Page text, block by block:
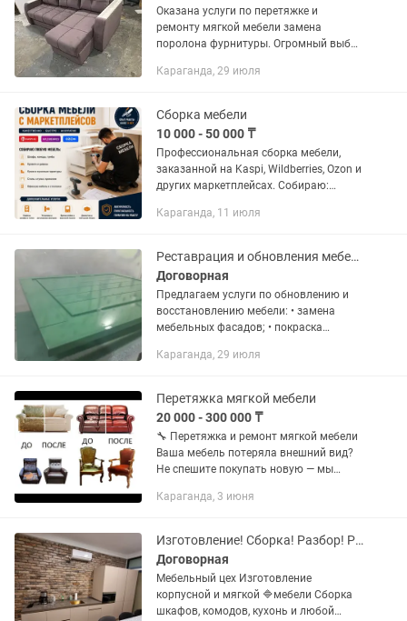
Оказана услуги по перетяжке и
ремонту мягкой мебели замена
поролона фурнитуры. Огромный выбор
диваны кровати офисные диваны
всех...
Караганда, 29 июля
Сборка мебели
10 000 - 50 000 ₸
Профессиональная сборка мебели,
заказанной на Kaspi, Wildberries, Ozon и
других маркетплейсах. Собираю:
диваны; кухни и кухонные гарнитуры;
Караганда, 11 июля
Реставрация и обновления мебели и фасадов
Договорная
Предлагаем услуги по обновлению и
восстановлению мебели: • замена
мебельных фасадов; • покраска
ПВХ пленкой; • обновление кухонных
Караганда, 29 июля
Перетяжка мягкой мебели
20 000 - 300 000 ₸
🔧 Перетяжка и ремонт мягкой мебели
Ваша мебель потеряла внешний вид?
Не спешите покупать новую — мы
✨ Предлагаем услуги: • Перетяжка
Караганда, 3 июня
Изготовление! Сборка! Разбор! Ремонт! корпусной мебели!
Договорная
Мебельный цех Изготовление
корпусной и мягкой 🔷️мебели Сборка
шкафов, комодов, кухонь и любой